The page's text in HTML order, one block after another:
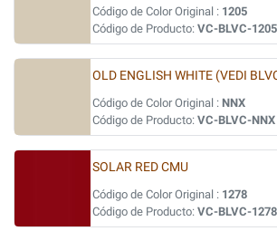
Código de Color Original : 1205
Código de Producto: VC-BLVC-1205
OLD ENGLISH WHITE (VEDI
Código de Color Original : NNX
Código de Producto: VC-BLVC-NNX
SOLAR RED CMU
Código de Color Original : 1278
Código de Producto: VC-BLVC-1278